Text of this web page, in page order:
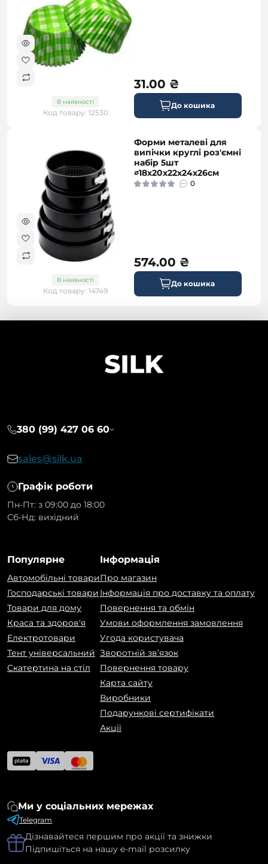
В наявності
Код товару: 12530
31.00 ₴
До кошика
В наявності
Код товару: 14749
Форми металеві для
випічки круглі роз'ємні
набір 5шт
∅18х20х22х24х26см
0
574.00 ₴
До кошика
380 (99) 427 06 60
sales@silk.ua
Графік роботи
Пн-Пт: з 09:00 до 18:00
Сб-Нд: вихідний
Популярне
Автомобільні товари
Господарські товари
Товари для дому
Краса та здоров'я
Електротовари
Тент універсальний
Скатертина на стіл
Інформація
Про магазин
Інформація про доставку та оплату
Повернення та обмін
Умови оформлення замовлення
Угода користувача
Зворотній зв’язок
Повернення товару
Карта сайту
Виробники
Подарункові сертифікати
Акції
Ми у соціальних мережах
Telegram
Дізнавайтеся першим про акції та знижки
Підпишіться на нашу e-mail розсилку